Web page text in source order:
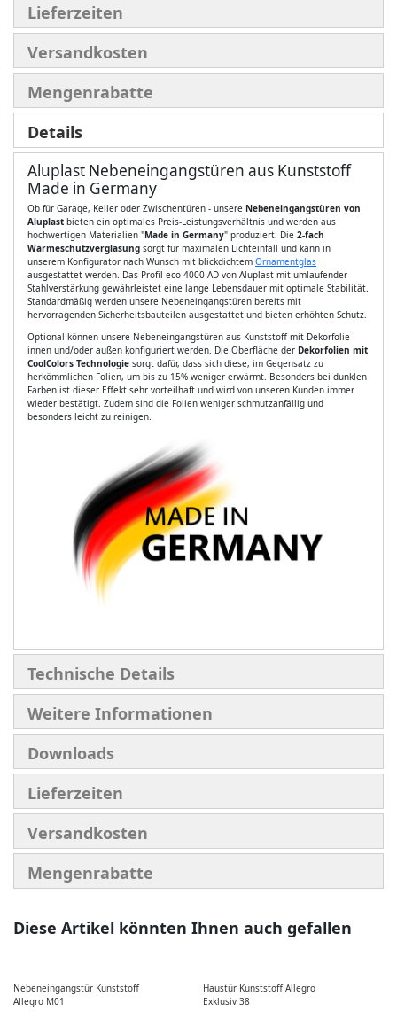
Lieferzeiten
Versandkosten
Mengenrabatte
Details
Aluplast Nebeneingangstüren aus Kunststoff
Made in Germany
Ob für Garage, Keller oder Zwischentüren - unsere Nebeneingangstüren von
Aluplast bieten ein optimales Preis-Leistungsverhältnis und werden aus
hochwertigen Materialien "Made in Germany" produziert. Die 2-fach
Wärmeschutzverglasung sorgt für maximalen Lichteinfall und kann in
unserem Konfigurator nach Wunsch mit blickdichtem Ornamentglas
ausgestattet werden. Das Profil eco 4000 AD von Aluplast mit umlaufender
Stahlverstärkung gewährleistet eine lange Lebensdauer mit optimale Stabilität.
Standardmäßig werden unsere Nebeneingangstüren bereits mit
hervorragenden Sicherheitsbauteilen ausgestattet und bieten erhöhten Schutz.
Optional können unsere Nebeneingangstüren aus Kunststoff mit Dekorfolie
innen und/oder außen konfiguriert werden. Die Oberfläche der Dekorfolien mit
CoolColors Technologie sorgt dafür, dass sich diese, im Gegensatz zu
herkömmlichen Folien, um bis zu 15% weniger erwärmt. Besonders bei dunklen
Farben ist dieser Effekt sehr vorteilhaft und wird von unseren Kunden immer
wieder bestätigt. Zudem sind die Folien weniger schmutzanfällig und
besonders leicht zu reinigen.
Technische Details
Weitere Informationen
Downloads
Lieferzeiten
Versandkosten
Mengenrabatte
Diese Artikel könnten Ihnen auch gefallen
Nebeneingangstür Kunststoff
Allegro M01
Haustür Kunststoff Allegro
Exklusiv 38